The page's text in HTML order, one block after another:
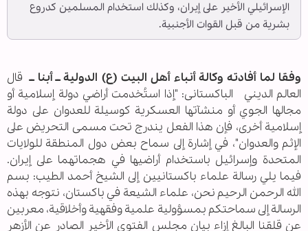
الإسرائيلي الأخير على إيران، وكذلك استخدام المسلمين كدروع
بشرية من قبل القوات الأجنبية.
وفقا لما أفادته وكالة أنباء أهل البيت (ع) الدولية ــ أبنا ــ قال
العالم الدیني الباکستانی: "إذا استُخدمت أراضي دولة إسلامية أو
مجالها الجوي أو منشآتها العسكرية كوسيلة للعدوان على دولة
إسلامية أخرى، فإن هذا الفعل يندرج تحت مسمى التحريض على
الإثم والعدوان"، في إشارة إلى سماح بعض دول المنطقة للولايات
المتحدة وإسرائيل باستخدام أراضيها في هجماتهما على إيران.
فيما يلي رسالة علماء باكستانيين إلى الشيخ أحمد الطيب: بسم
الله الرحمن الرحيم نحن، علماء الشيعة في باكستان، نتوجه بهذه
الرسالة إلى سماحتكم بمسؤولية علمية وفقهية وأخلاقية، معربين
عن قلقنا البالغ إزاء بيان مجلس الفتوى الأخير الصادر عن الأزهر